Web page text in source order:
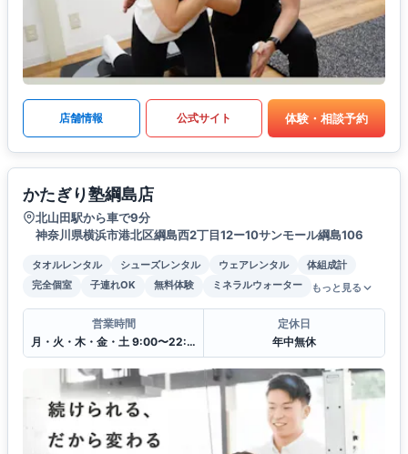
店舗情報 公式サイト 体験・相談予約
かたぎり塾綱島店
北山田駅から車で9分
神奈川県横浜市港北区綱島西2丁目12ー10サンモール綱島106
タオルレンタル シューズレンタル ウェアレンタル
体組成計
完全個室
子連れOK 無料体験 ミネラルウォーター もっと見る
営業時間
月・火・木・金・土 9:00〜22:00
定休日
年中無休